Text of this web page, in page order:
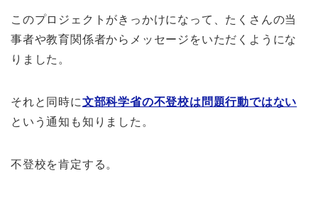
このプロジェクトがきっかけになって、たくさんの当
事者や教育関係者からメッセージをいただくようにな
りました。
それと同時に文部科学省の不登校は問題行動ではない
という通知も知りました。
不登校を肯定する。